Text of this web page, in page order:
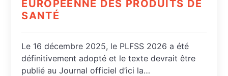
EUROPÉENNE DES PRODUITS DE
SANTÉ
Le 16 décembre 2025, le PLFSS 2026 a été
définitivement adopté et le texte devrait être
publié au Journal officiel d’ici la…